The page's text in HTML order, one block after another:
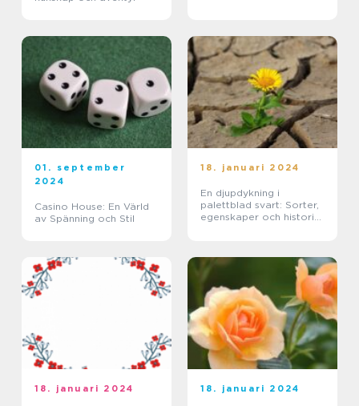
01. september
2024
Casino House: En Värld
av Spänning och Stil
18. januari 2024
En djupdykning i
palettblad svart: Sorter,
egenskaper och historisk
18. januari 2024 18. januari 2024